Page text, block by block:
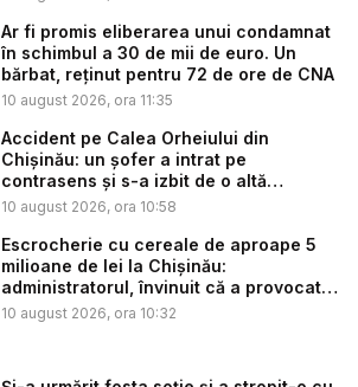
Ar fi promis eliberarea unui condamnat
în schimbul a 30 de mii de euro. Un
bărbat, reținut pentru 72 de ore de CNA
10 august 2026, ora 11:35
Accident pe Calea Orheiului din
Chișinău: un șofer a intrat pe
contrasens și s-a izbit de o altă
mașină...
10 august 2026, ora 10:58
Escrocherie cu cereale de aproape 5
milioane de lei la Chișinău:
administratorul, învinuit că a provocat
i...
10 august 2026, ora 10:32